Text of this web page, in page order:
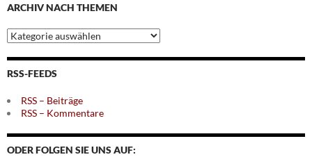
ARCHIV NACH THEMEN
Archiv
nach
Themen
RSS-FEEDS
RSS – Beiträge
RSS – Kommentare
ODER FOLGEN SIE UNS AUF: